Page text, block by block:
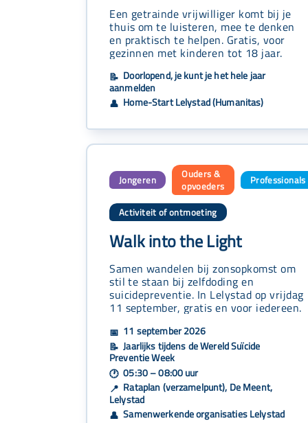
Een getrainde vrijwilliger komt bij je
thuis om te luisteren, mee te denken
en praktisch te helpen. Gratis, voor
gezinnen met kinderen tot 18 jaar.
📝 Doorlopend, je kunt je het hele jaar
aanmelden
👤 Home-Start Lelystad (Humanitas)
Jongeren
Ouders &
opvoeders
Professionals
Activiteit of ontmoeting
Walk into the Light
Samen wandelen bij zonsopkomst om
stil te staan bij zelfdoding en
suicidepreventie. In Lelystad op vrijdag
11 september, gratis en voor iedereen.
📅 11 september 2026
📝 Jaarlijks tijdens de Wereld Suïcide
Preventie Week
🕐 05:30 – 08:00 uur
📍 Rataplan (verzamelpunt), De Meent,
Lelystad
👤 Samenwerkende organisaties Lelystad